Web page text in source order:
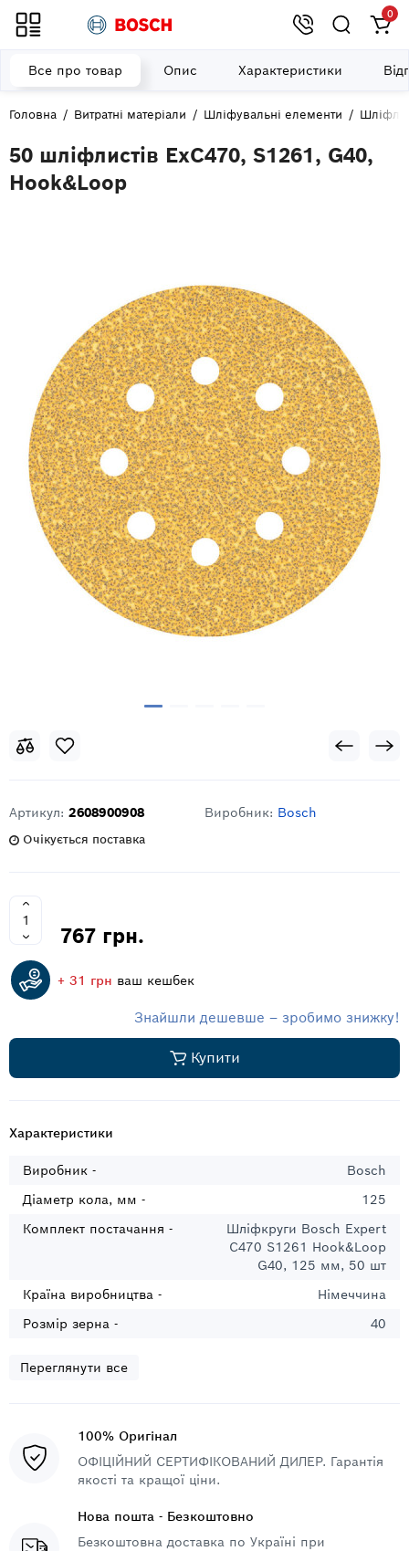
0
Головна Витратні матеріали Шліфувальні елементи
50 шліфлистів ExC470, S1261, G40,
Hook&Loop
Все про товар Опис Характеристики
Артикул: 2608900908 Виробник: Bosch
Очікується поставка
767 грн.
+ 31 грн ваш кешбек
Знайшли дешевше – зробимо знижку!
Купити
Характеристики
Виробник -
Bosch
Діаметр кола, мм -
125
Комплект постачання -
Шліфкруги Bosch Expert
C470 S1261 Hook&Loop
G40, 125 мм, 50 шт
Країна виробництва -
Німеччина
Розмір зерна -
40
Переглянути все
100% Оригінал
ОФІЦІЙНИЙ СЕРТИФІКОВАНИЙ ДИЛЕР. Гарантія
якості та кращої ціни.
Нова пошта - Безкоштовно
Безкоштовна доставка по Україні при